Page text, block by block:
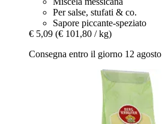
Per salse, stufati & co.
Sapore piccante-speziato
€ 5,09 (€ 101,80 / kg)
Consegna entro il giorno 12 agosto